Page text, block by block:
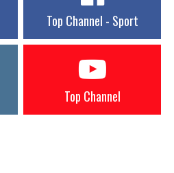
Top Channel - Sport
Top Channel